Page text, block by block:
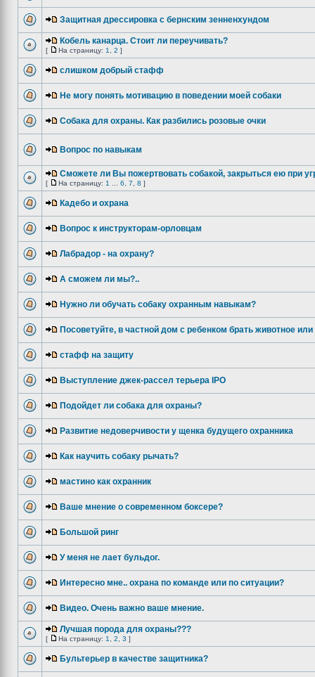
Защитная дрессировка с бернским зенненхундом
Кобель канарца. Стоит ли переучивать?
[ На страницу: 1 2 ]
слишком добрый стафф
Не могу понять мотивацию в поведении моей собаки
Собака для охраны. Как разбились розовые очки
Вопрос по навыкам
Сможете ли Вы пожертвовать собакой, закрыться ею при
[ На страницу: 1 6 7 8 ]
Кадебо и охрана
Вопрос к инструкторам-орловцам
Лабрадор - на охрану?
А сможем ли мы?..
Нужно ли обучать собаку охранным навыкам?
Посоветуйте, в частной дом с ребенком брать животное или
стафф на защиту
Выступление джек-рассел терьера IPO
Подойдет ли собака для охраны?
Развитие недоверчивости у щенка будущего охранника
Как научить собаку рычать?
мастино как охранник
Ваше мнение о современном боксере?
Большой ринг
У меня не лает бульдог.
Интересно мне.. охрана по команде или по ситуации?
Видео. Очень важно ваше мнение.
Лучшая порода для охраны???
[ На страницу: 1 2 3 ]
Бультерьер в качестве защитника?